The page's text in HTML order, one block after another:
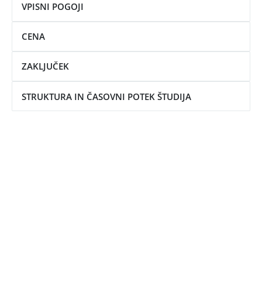
VPISNI POGOJI
CENA
ZAKLJUČEK
STRUKTURA IN ČASOVNI POTEK ŠTUDIJA